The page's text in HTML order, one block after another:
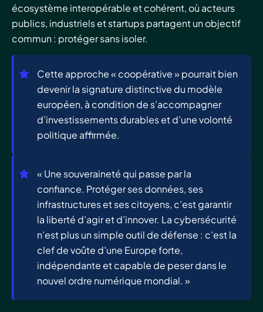
écosystème interopérable et cohérent, où acteurs
publics, industriels et startups partagent un objectif
commun : protéger sans isoler.
Cette approche « coopérative » pourrait bien
devenir la signature distinctive du modèle
européen, à condition de s’accompagner
d’investissements durables et d’une volonté
politique affirmée.
« Une souveraineté qui passe par la
confiance. Protéger ses données, ses
infrastructures et ses citoyens, c’est garantir
la liberté d’agir et d’innover. La cybersécurité
n’est plus un simple outil de défense : c’est la
clef de voûte d’une Europe forte,
indépendante et capable de peser dans le
nouvel ordre numérique mondial. »